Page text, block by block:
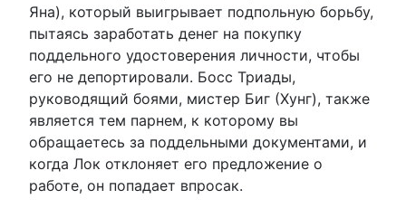
Яна), который выигрывает подпольную борьбу,
пытаясь заработать денег на покупку
поддельного удостоверения личности, чтобы
его не депортировали. Босс Триады,
руководящий боями, мистер Биг (Хунг), также
является тем парнем, к которому вы
обращаетесь за поддельными документами, и
когда Лок отклоняет его предложение о
работе, он попадает впросак.